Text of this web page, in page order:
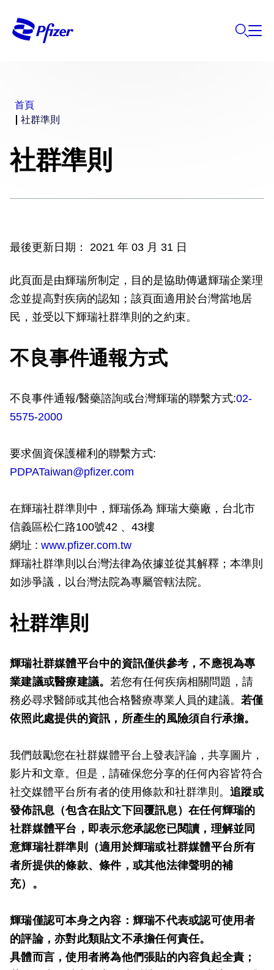
首頁
社群準則
社群準則
最後更新日期： 2021 年 03 月 31 日
此頁面是由輝瑞所制定，目的是協助傳遞輝瑞企業理
念並提高對疾病的認知；該頁面適用於台灣當地居
民，並受以下輝瑞社群準則的之約束。
不良事件通報方式
不良事件通報/醫藥諮詢或台灣輝瑞的聯繫方式:02-
5575-2000
要求個資保護權利的聯繫方式:
PDPATaiwan@pfizer.com
在輝瑞社群準則中，輝瑞係為 輝瑞大藥廠，台北市
信義區松仁路100號42 、43樓
網址 : www.pfizer.com.tw
輝瑞社群準則以台灣法律為依據並從其解釋；本準則
如涉爭議，以台灣法院為專屬管轄法院。
社群準則
輝瑞社群媒體平台中的資訊僅供參考，不應視為專
業建議或醫療建議。若您有任何疾病相關問題，請
務必尋求醫師或其他合格醫療專業人員的建議。 若僅
依照此處提供的資訊，所產生的風險須自行承擔。
我們鼓勵您在社群媒體平台上發表評論，共享圖片，
影片和文章。但是，請確保您分享的任何內容皆符合
社交媒體平台所有者的使用條款和社群準則。 追蹤或
發佈訊息（包含在貼文下回覆訊息）在任何輝瑞的
社群媒體平台，即表示您承認您已閱讀，理解並同
意輝瑞社群準則（適用於輝瑞或社群媒體平台所有
者所提供的條款、條件，或其他法律聲明的補
充）。
輝瑞僅認可本身之內容：輝瑞不代表或認可使用者
的評論，亦對此類貼文不承擔任何責任。
具體而言，使用者將為他們張貼的內容負起全責；